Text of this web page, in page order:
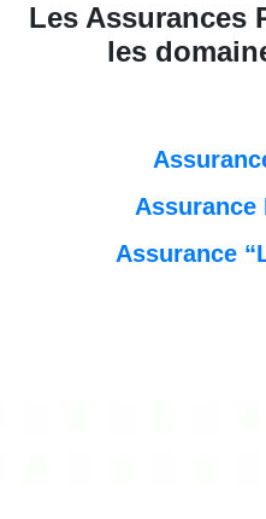
Les Assurances
les
Assurance
Assurance